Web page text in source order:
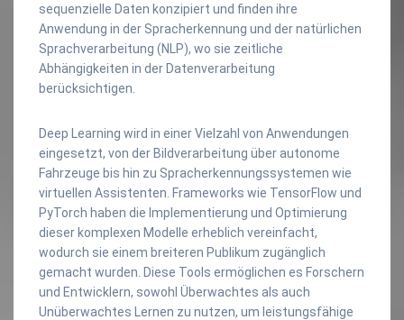
sequenzielle Daten konzipiert und finden ihre
Anwendung in der Spracherkennung und der natürlichen
Sprachverarbeitung (NLP), wo sie zeitliche
Abhängigkeiten in der Datenverarbeitung
berücksichtigen.
Deep Learning wird in einer Vielzahl von Anwendungen
eingesetzt, von der Bildverarbeitung über autonome
Fahrzeuge bis hin zu Spracherkennungssystemen wie
virtuellen Assistenten. Frameworks wie TensorFlow und
PyTorch haben die Implementierung und Optimierung
dieser komplexen Modelle erheblich vereinfacht,
wodurch sie einem breiteren Publikum zugänglich
gemacht wurden. Diese Tools ermöglichen es Forschern
und Entwicklern, sowohl Überwachtes als auch
Unüberwachtes Lernen zu nutzen, um leistungsfähige